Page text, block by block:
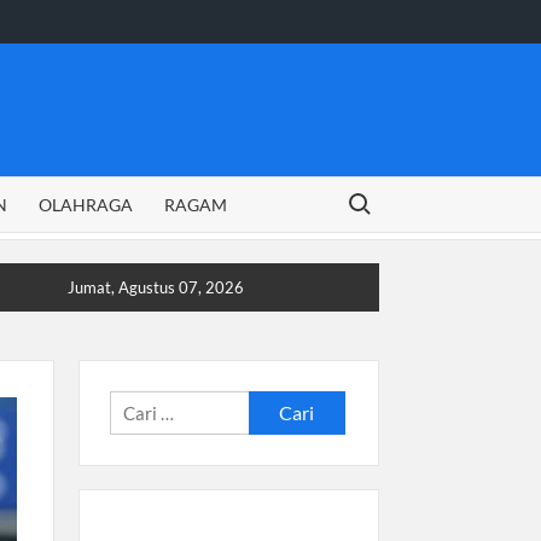
OLAHRAGA RAGAM
Search for:
Jumat, Agustus 07, 2026
Cari
untuk: